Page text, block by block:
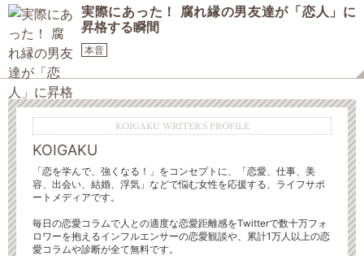
実際にあった！ 腐れ縁の男友達が「恋人」に
昇格する瞬間
本音
KOIGAKU WRITER'S PROFILE
KOIGAKU
「恋を学んで、強くなる！」をコンセプトに、「恋愛、仕事、美
容、出会い、結婚、浮気」などで悩む女性を応援する、ライフサポ
ートメディアです。
毎日の恋愛コラムで人との適度な恋愛距離感をTwitterで数十万フォ
ロワーを抱えるインフルエンサーの恋愛観談や、累計1万人以上の恋
愛コラムや診断が全て無料です。